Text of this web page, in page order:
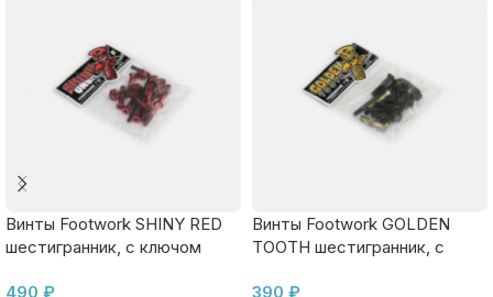
Винты Footwork SHINY RED
шестигранник, с ключом
490 ₽
Винты Footwork GOLDEN
TOOTH шестигранник, с
390 ₽